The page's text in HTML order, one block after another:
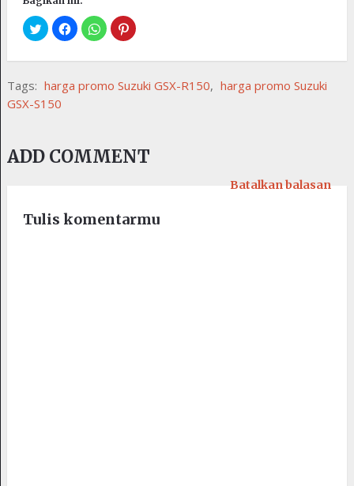
Tags: harga promo Suzuki GSX-R150, harga promo Suzuki
GSX-S150
ADD COMMENT
Tulis komentarmu
Batalkan balasan